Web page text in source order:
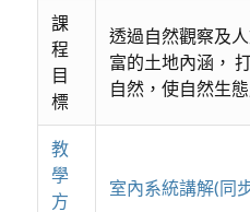
課
程
目
標
透過自然觀察及
富的土地內涵，
自然，使自然生
教
學
方
室內系統講解(同